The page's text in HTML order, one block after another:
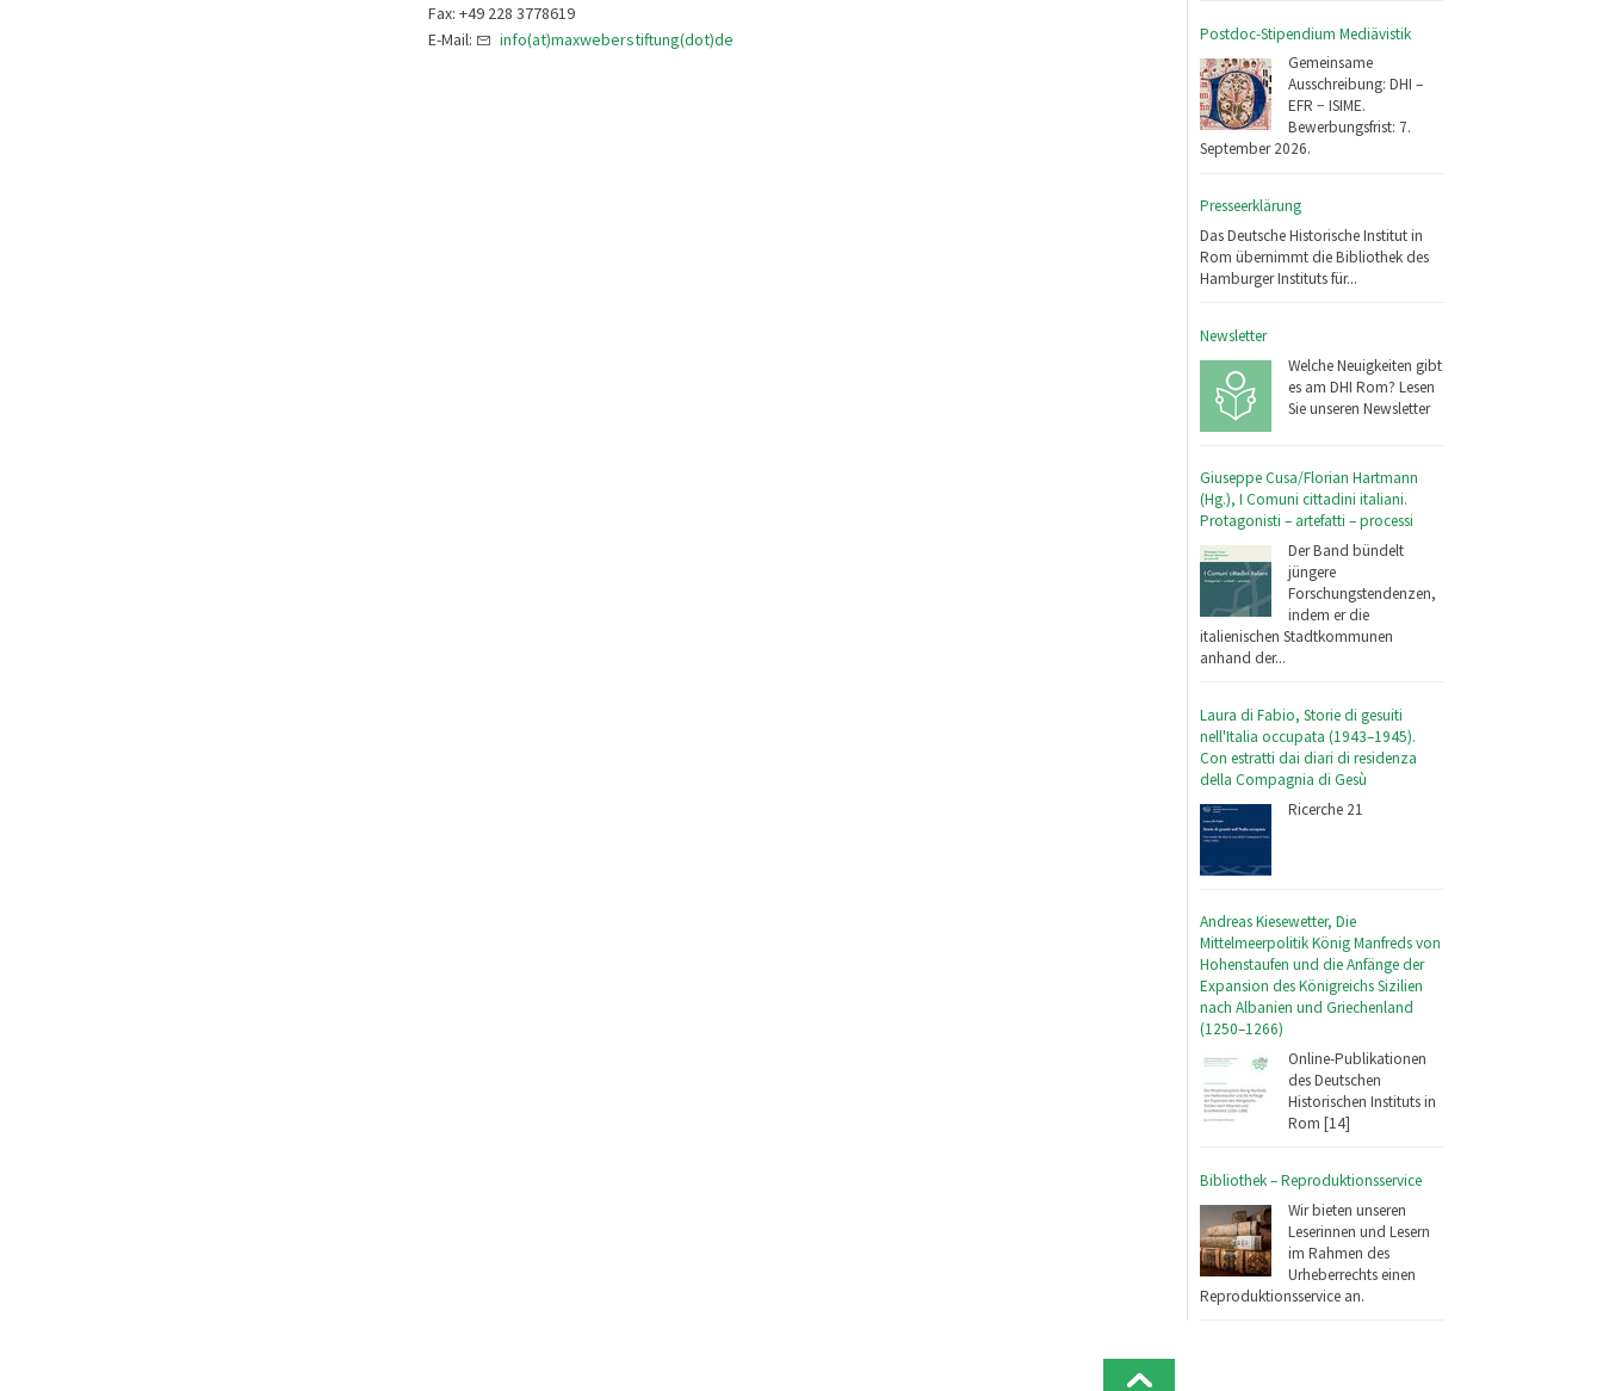
Postdoc-Stipendium Mediävistik
Gemeinsame
Ausschreibung: DHI –
EFR − ISIME.
Bewerbungsfrist: 7.
September 2026.
Presseerklärung
Das Deutsche Historische Institut in
Rom übernimmt die Bibliothek des
Hamburger Instituts für...
Newsletter
Welche Neuigkeiten gibt
es am DHI Rom? Lesen
Sie unseren Newsletter
Giuseppe Cusa/Florian Hartmann
(Hg.), I Comuni cittadini italiani.
Protagonisti – artefatti – processi
Der Band bündelt
jüngere
Forschungstendenzen,
indem er die
italienischen Stadtkommunen
anhand der...
Laura di Fabio, Storie di gesuiti
nell'Italia occupata (1943–1945).
Con estratti dai diari di residenza
della Compagnia di Gesù
Ricerche 21
Andreas Kiesewetter, Die
Mittelmeerpolitik König Manfreds von
Hohenstaufen und die Anfänge der
Expansion des Königreichs Sizilien
nach Albanien und Griechenland
(1250–1266)
Online-Publikationen
des Deutschen
Historischen Instituts in
Rom [14]
Bibliothek – Reproduktionsservice
Wir bieten unseren
Leserinnen und Lesern
im Rahmen des
Urheberrechts einen
Reproduktionsservice an.
Fax: +49 228 3778619
E-Mail:
info(at)maxweberstiftung(dot)de